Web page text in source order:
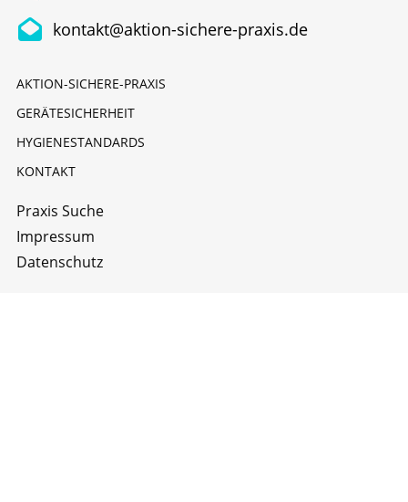
kontakt@aktion-sichere-praxis.de
AKTION-SICHERE-PRAXIS
GERÄTESICHERHEIT
HYGIENESTANDARDS
KONTAKT
Praxis Suche
Impressum
Datenschutz